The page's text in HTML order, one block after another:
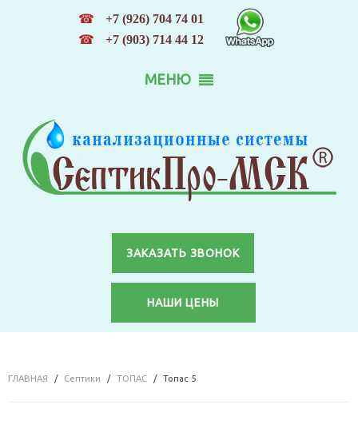
☎ +7 (926) 704 74 01
☎ +7 (903) 714 44 12
МЕНЮ
ЗАКАЗАТЬ ЗВОНОК
НАШИ ЦЕНЫ
ГЛАВНАЯ Септики ТОПАС Топас 5